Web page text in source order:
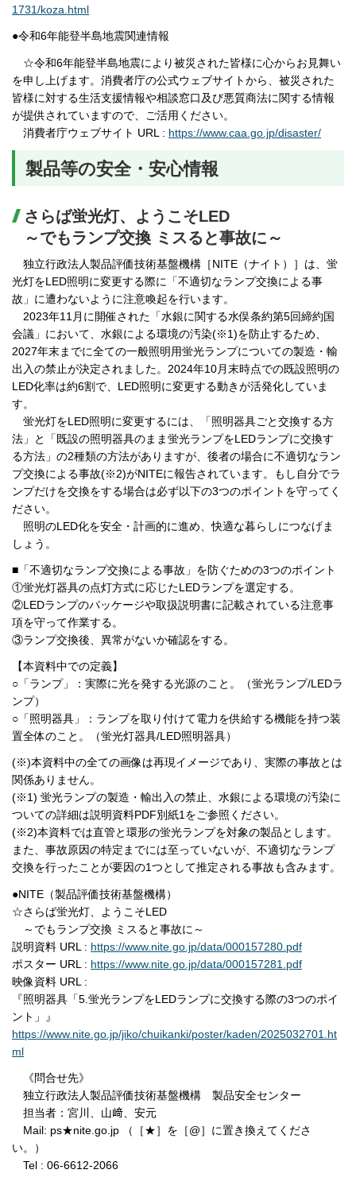
1731/koza.html
●令和6年能登半島地震関連情報
☆令和6年能登半島地震により被災された皆様に心からお見舞い
を申し上げます。消費者庁の公式ウェブサイトから、被災された
皆様に対する生活支援情報や相談窓口及び悪質商法に関する情報
が提供されていますので、ご活用ください。
消費者庁ウェブサイト URL : https://www.caa.go.jp/disaster/
製品等の安全・安心情報
さらば蛍光灯、ようこそLED
～でもランプ交換 ミスると事故に～
独立行政法人製品評価技術基盤機構［NITE（ナイト）］は、蛍
光灯をLED照明に変更する際に「不適切なランプ交換による事
故」に遭わないように注意喚起を行います。
2023年11月に開催された「水銀に関する水俣条約第5回締約国
会議」において、水銀による環境の汚染(※1)を防止するため、
2027年末までに全ての一般照明用蛍光ランプについての製造・輸
出入の禁止が決定されました。2024年10月末時点での既設照明の
LED化率は約6割で、LED照明に変更する動きが活発化していま
す。
蛍光灯をLED照明に変更するには、「照明器具ごと交換する方
法」と「既設の照明器具のまま蛍光ランプをLEDランプに交換す
る方法」の2種類の方法がありますが、後者の場合に不適切なラン
プ交換による事故(※2)がNITEに報告されています。もし自分でラ
ンプだけを交換をする場合は必ず以下の3つのポイントを守ってく
ださい。
照明のLED化を安全・計画的に進め、快適な暮らしにつなげま
しょう。
■「不適切なランプ交換による事故」を防ぐための3つのポイント
①蛍光灯器具の点灯方式に応じたLEDランプを選定する。
②LEDランプのパッケージや取扱説明書に記載されている注意事
項を守って作業する。
③ランプ交換後、異常がないか確認をする。
【本資料中での定義】
○「ランプ」：実際に光を発する光源のこと。（蛍光ランプ/LEDラ
ンプ）
○「照明器具」：ランプを取り付けて電力を供給する機能を持つ装
置全体のこと。（蛍光灯器具/LED照明器具）
(※)本資料中の全ての画像は再現イメージであり、実際の事故とは
関係ありません。
(※1) 蛍光ランプの製造・輸出入の禁止、水銀による環境の汚染に
ついての詳細は説明資料PDF別紙1をご参照ください。
(※2)本資料では直管と環形の蛍光ランプを対象の製品とします。
また、事故原因の特定までには至っていないが、不適切なランプ
交換を行ったことが要因の1つとして推定される事故も含みます。
●NITE（製品評価技術基盤機構）
☆さらば蛍光灯、ようこそLED
～でもランプ交換 ミスると事故に～
説明資料 URL : https://www.nite.go.jp/data/000157280.pdf
ポスター URL : https://www.nite.go.jp/data/000157281.pdf
映像資料 URL :
『照明器具「5.蛍光ランプをLEDランプに交換する際の3つのポイ
ント」』
https://www.nite.go.jp/jiko/chuikanki/poster/kaden/2025032701.ht
ml
《問合せ先》
独立行政法人製品評価技術基盤機構 製品安全センター
担当者：宮川、山﨑、安元
Mail: ps★nite.go.jp （［★］を［@］に置き換えてくださ
い。）
Tel : 06-6612-2066